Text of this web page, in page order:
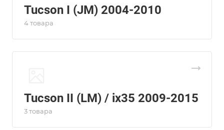
Tucson I (JM) 2004-2010
4 товара
Tucson II (LM) / ix35 2009-2015
3 товара